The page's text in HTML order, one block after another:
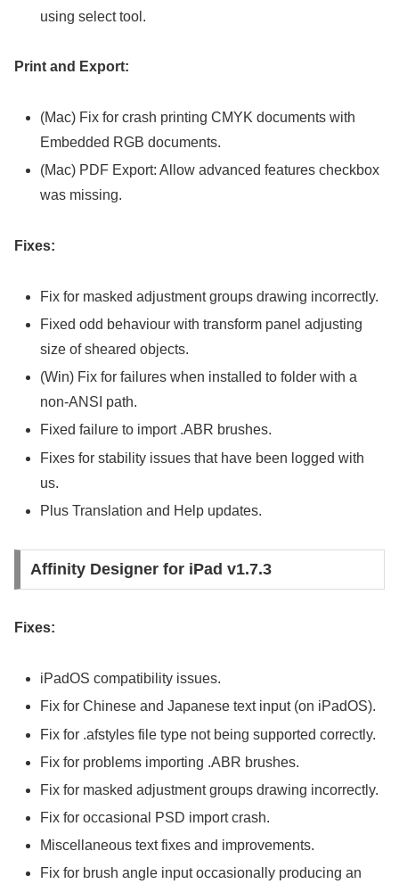
using select tool.
Print and Export:
(Mac) Fix for crash printing CMYK documents with
Embedded RGB documents.
(Mac) PDF Export: Allow advanced features checkbox
was missing.
Fixes:
Fix for masked adjustment groups drawing incorrectly.
Fixed odd behaviour with transform panel adjusting
size of sheared objects.
(Win) Fix for failures when installed to folder with a
non-ANSI path.
Fixed failure to import .ABR brushes.
Fixes for stability issues that have been logged with
us.
Plus Translation and Help updates.
Affinity Designer for iPad v1.7.3
Fixes:
iPadOS compatibility issues.
Fix for Chinese and Japanese text input (on iPadOS).
Fix for .afstyles file type not being supported correctly.
Fix for problems importing .ABR brushes.
Fix for masked adjustment groups drawing incorrectly.
Fix for occasional PSD import crash.
Miscellaneous text fixes and improvements.
Fix for brush angle input occasionally producing an